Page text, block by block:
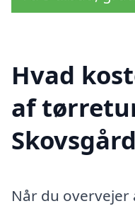
Hvad
af
Når du